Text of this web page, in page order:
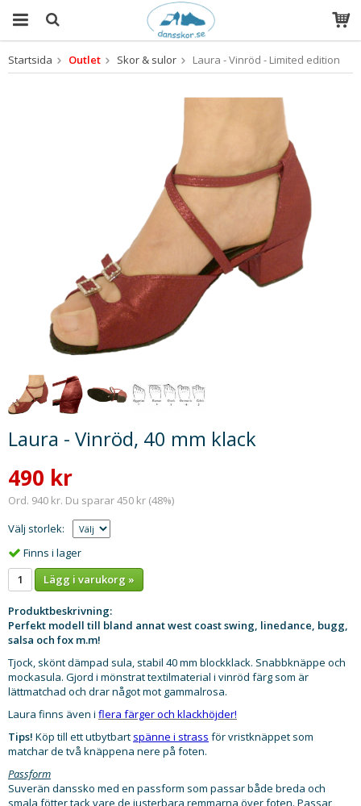
Produkten har blivit tillagd i varukorgen
Startsida Outlet Skor & sulor Laura - Vinröd - Limited edition
Laura - Vinröd, 40 mm klack
490 kr
Ord. 940 kr. Du sparar 450 kr (48%)
Välj storlek:
Finns i lager
Lägg i varukorg »
Produktbeskrivning:
Perfekt modell till bland annat west coast swing, linedance, bugg,
salsa och fox m.m!
Tjock, skönt dämpad sula, stabil 40 mm blockklack. Snabbknäppe och
mockasula. Gjord i mönstrat textilmaterial i vinröd färg som är
lättmatchad och drar något mot gammalrosa.
Laura finns även i flera färger och klackhöjder!
Tips! Köp till ett utbytbart spänne i strass för vristknäppet som
matchar de två knäppena nere på foten.
Passform
Suverän danssko med en passform som passar både breda och
smala fötter tack vare de justerbara remmarna över foten. Passar